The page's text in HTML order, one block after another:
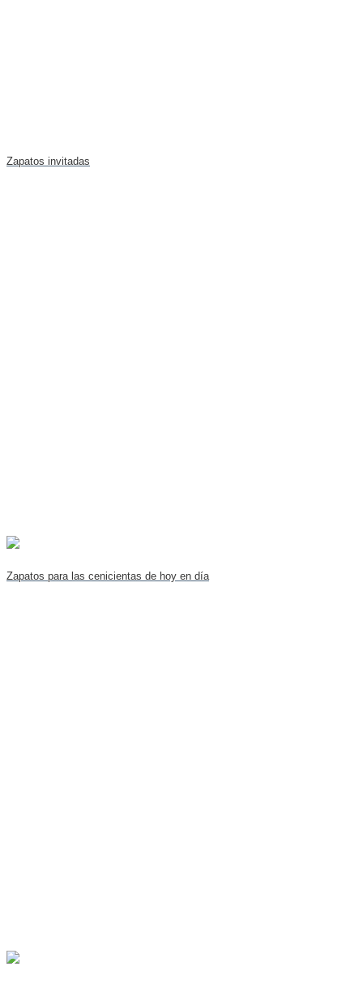
Zapatos invitadas
Zapatos para las cenicientas de hoy en día